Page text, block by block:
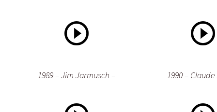
1989 – Jim Jarmusch – 1990 –